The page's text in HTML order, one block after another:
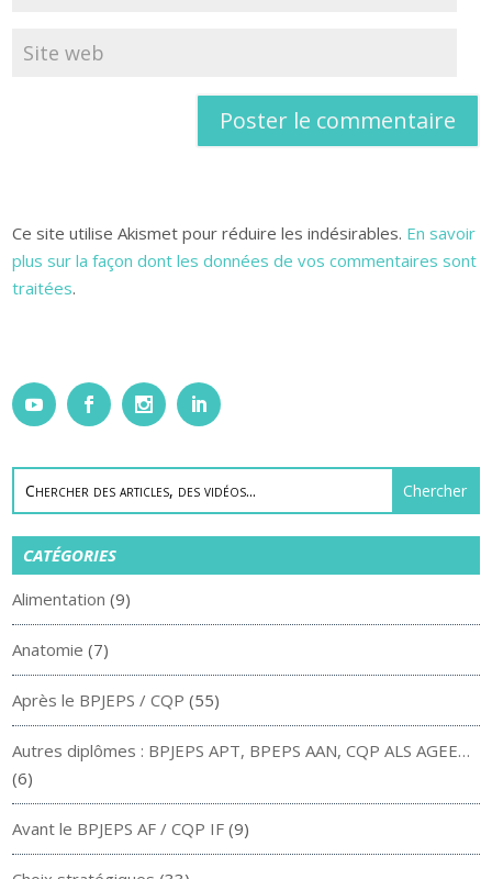
Ce site utilise Akismet pour réduire les indésirables. En savoir
plus sur la façon dont les données de vos commentaires sont
traitées.
CATÉGORIES
Alimentation (9)
Anatomie (7)
Après le BPJEPS / CQP (55)
Autres diplômes : BPJEPS APT, BPEPS AAN, CQP ALS AGEE…
(6)
Avant le BPJEPS AF / CQP IF (9)